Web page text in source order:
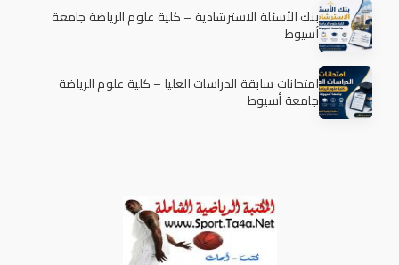
بنك الأسئلة الاسترشادية – كلية علوم الرياضة جامعة
أسيوط
امتحانات سابقة الدراسات العليا – كلية علوم الرياضة
جامعة أسيوط